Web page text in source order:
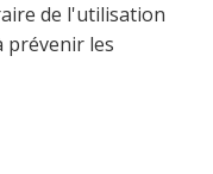
de l'utilisation
prévenir les